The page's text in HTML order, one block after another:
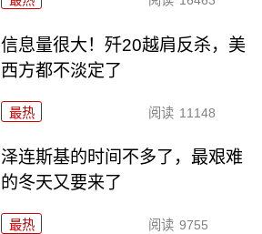
信息量很大！歼20越肩反杀，美
西方都不淡定了
最热 阅读 11148
泽连斯基的时间不多了，最艰难
的冬天又要来了
最热 阅读 9755